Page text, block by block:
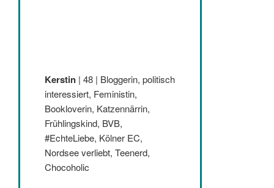
Kerstin | 48 | Bloggerin, politisch
interessiert, Feministin,
Bookloverin, Katzennärrin,
Frühlingskind, BVB,
#EchteLiebe, Kölner EC,
Nordsee verliebt, Teenerd,
Chocoholic